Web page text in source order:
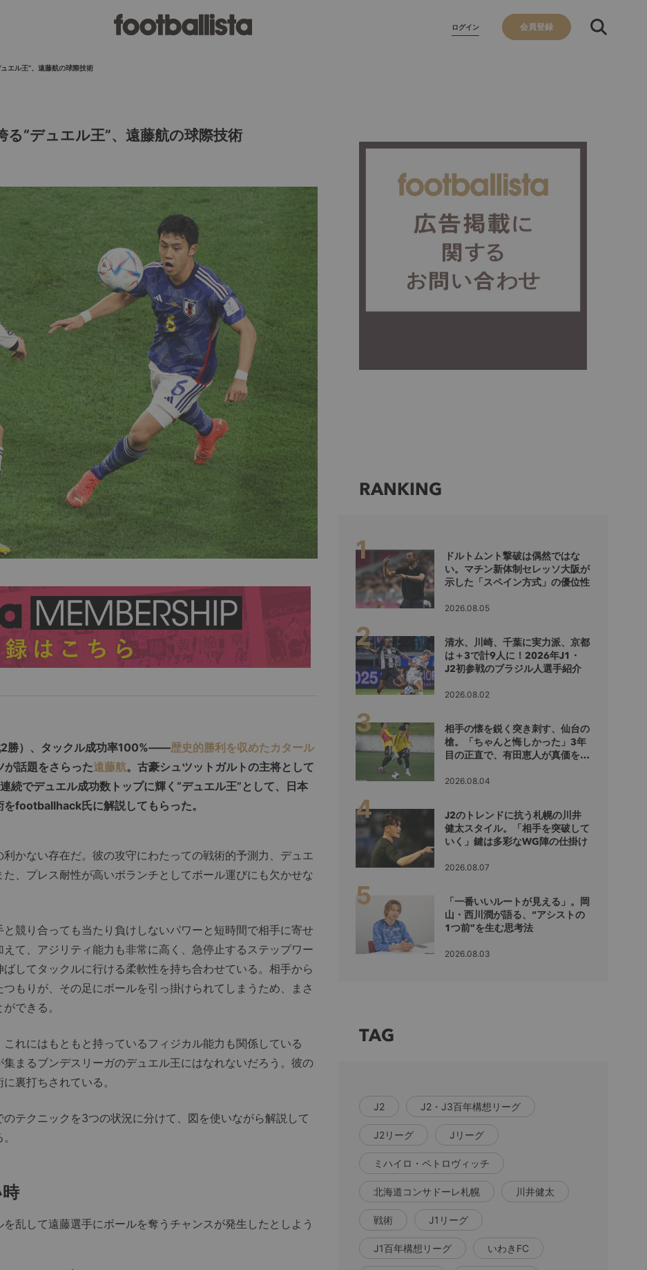
ログイン 会員登録
エル王”、遠藤航の球際技術
“デュエル王”、遠藤航の球際技術
2勝）、タックル成功率100%――歴史的勝利を収めたカタール
が話題をさらった遠藤航。古豪シュツットガルトの主将として
続でデュエル成功数トップに輝く“デュエル王”として、日本
footballhack氏に解説してもらった。
かない存在だ。彼の攻守にわたっての戦術的予測力、デュエ
、プレス耐性が高いボランチとしてボール運びにも欠かせな
競り合っても当たり負けしないパワーと短時間で相手に寄せ
て、アジリティ能力も非常に高く、急停止するステップワー
してタックルに行ける柔軟性を持ち合わせている。相手から
もりが、その足にボールを引っ掛けられてしまうため、まさ
できる。
れにはもともと持っているフィジカル能力も関係している
まるブンデスリーガのデュエル王にはなれないだろう。彼の
裏打ちされている。
テクニックを3つの状況に分けて、図を使いながら解説して
乱して遠藤選手にボールを奪うチャンスが発生したとしよう
RANKING
ドルトムント撃破は偶然ではな
い。マチン新体制セレッソ大阪が
示した「スペイン方式」の優位性
2026.08.05
清水、川崎、千葉に実力派、京都
は＋3で計9人に！2026年J1・
J2初参戦のブラジル人選手紹介
2026.08.02
相手の懐を鋭く突き刺す、仙台の
槍。「ちゃんと悔しかった」3年
目の正直で、有田恵人が真価を示
2026.08.04
J2のトレンドに抗う札幌の川井
健太スタイル。「相手を突破して
いく」鍵は多彩なWG陣の仕掛け
2026.08.07
「一番いいルートが見える」。岡
山・西川潤が語る、“アシストの
1つ前”を生む思考法
2026.08.03
TAG
J2 J2・J3百年構想リーグ
J2リーグ Jリーグ
ミハイロ・ペトロヴィッチ
北海道コンサドーレ札幌 川井健太
戦術 J1リーグ
J1百年構想リーグ いわきFC